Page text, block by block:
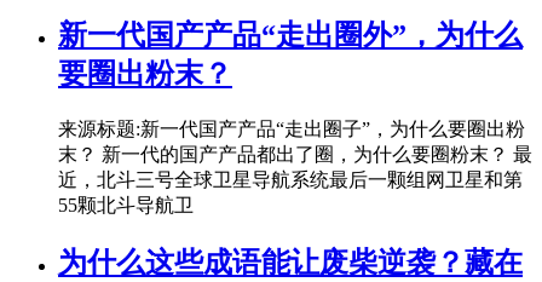
新一代国产产品“走出圈外”，为什么
要圈出粉末？
来源标题:新一代国产产品“走出圈子”，为什么要圈出粉
末？ 新一代的国产产品都出了圈，为什么要圈粉末？ 最
近，北斗三号全球卫星导航系统最后一颗组网卫星和第
55颗北斗导航卫
为什么这些成语能让废柴逆袭？藏在